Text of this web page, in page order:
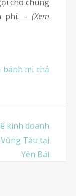
phí. –(Xem
bánh mì chả
kinh doanh
Vũng Tàu tại
Yên Bái